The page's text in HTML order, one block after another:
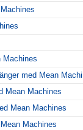
Machines
med Mean
Mean Machines
Mean Machines
Machines